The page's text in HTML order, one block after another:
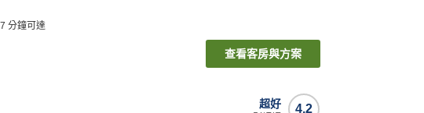
分鐘可達
查看客房與方案
4.2
超好